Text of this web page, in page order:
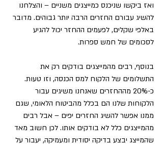
ואז ביקשו שניכנס כמייצגים משניים – והצלחנו
להשיג עבורם החזרים הרבה יותר גבוהים. מדובר
באלפי שקלים, לפעמים ההחזר יכול להגיע
לסכומים של חמש ספרות.
בנוסף, רבים מהמייצגים בודקים רק את
התשלומים של הלקוח למס הכנסה, וזו טעות.
כ-20% מההחזרים שאנחנו משיגים עבור
הלקוחות שלנו הם בכלל מהביטוח הלאומי, שגם
ממנו אפשר להשיג החזרים יפים – אבל רבים
מהמייצגים כלל לא בודקים אותו. לכן חשוב מאד
שהמייצג יבצע בדיקה יסודית ומעמיקה, יעבור על